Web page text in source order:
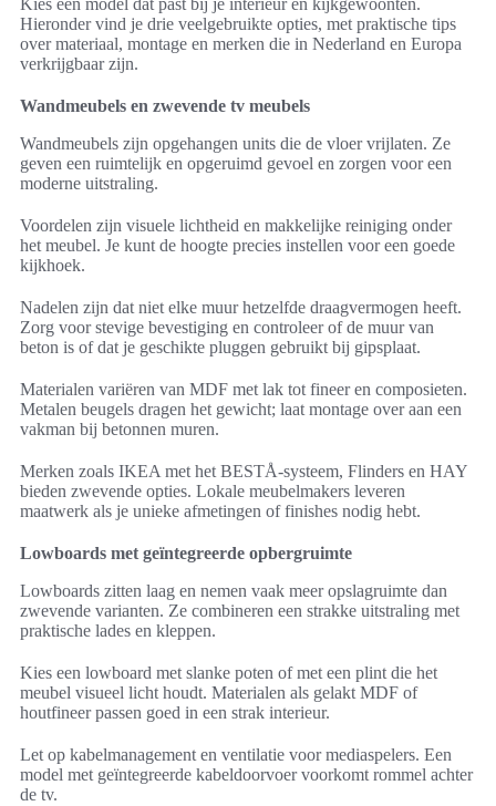
Kies een model dat past bij je interieur en kijkgewoonten.
Hieronder vind je drie veelgebruikte opties, met praktische tips
over materiaal, montage en merken die in Nederland en Europa
verkrijgbaar zijn.
Wandmeubels en zwevende tv meubels
Wandmeubels zijn opgehangen units die de vloer vrijlaten. Ze
geven een ruimtelijk en opgeruimd gevoel en zorgen voor een
moderne uitstraling.
Voordelen zijn visuele lichtheid en makkelijke reiniging onder
het meubel. Je kunt de hoogte precies instellen voor een goede
kijkhoek.
Nadelen zijn dat niet elke muur hetzelfde draagvermogen heeft.
Zorg voor stevige bevestiging en controleer of de muur van
beton is of dat je geschikte pluggen gebruikt bij gipsplaat.
Materialen variëren van MDF met lak tot fineer en composieten.
Metalen beugels dragen het gewicht; laat montage over aan een
vakman bij betonnen muren.
Merken zoals IKEA met het BESTÅ-systeem, Flinders en HAY
bieden zwevende opties. Lokale meubelmakers leveren
maatwerk als je unieke afmetingen of finishes nodig hebt.
Lowboards met geïntegreerde opbergruimte
Lowboards zitten laag en nemen vaak meer opslagruimte dan
zwevende varianten. Ze combineren een strakke uitstraling met
praktische lades en kleppen.
Kies een lowboard met slanke poten of met een plint die het
meubel visueel licht houdt. Materialen als gelakt MDF of
houtfineer passen goed in een strak interieur.
Let op kabelmanagement en ventilatie voor mediaspelers. Een
model met geïntegreerde kabeldoorvoer voorkomt rommel achter
de tv.